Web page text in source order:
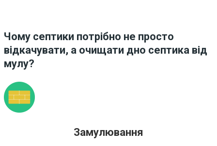
Чому септики потрібно не просто
відкачувати, а очищати дно септика від
мулу?
Замулювання